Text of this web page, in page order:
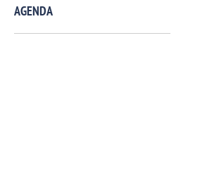
AGENDA